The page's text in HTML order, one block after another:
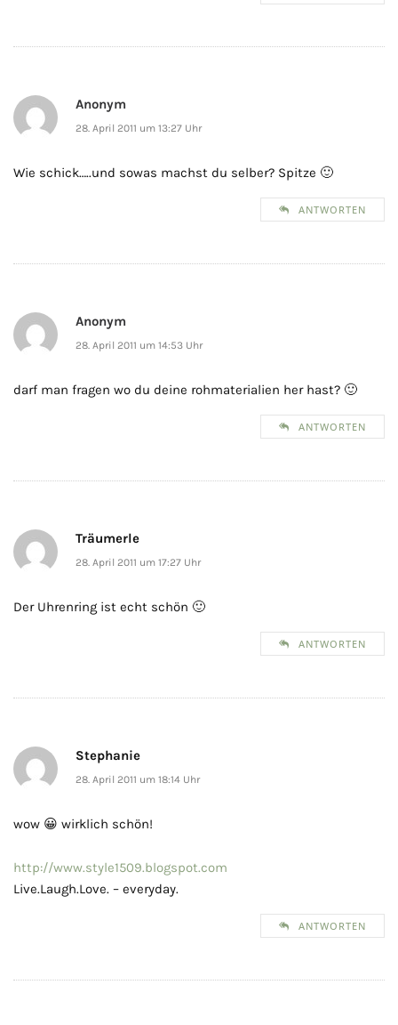
Anonym
28. April 2011 um 13:27 Uhr
Wie schick…..und sowas machst du selber? Spitze 🙂
ANTWORTEN
Anonym
28. April 2011 um 14:53 Uhr
darf man fragen wo du deine rohmaterialien her hast? 🙂
ANTWORTEN
Träumerle
28. April 2011 um 17:27 Uhr
Der Uhrenring ist echt schön 🙂
ANTWORTEN
Stephanie
28. April 2011 um 18:14 Uhr
wow 😀 wirklich schön!
http://www.style1509.blogspot.com
Live.Laugh.Love. – everyday.
ANTWORTEN